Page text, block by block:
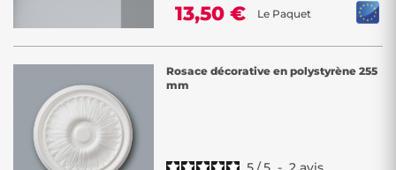
13,50 € Le Paquet
Rosace décorative en polystyrène 255
mm